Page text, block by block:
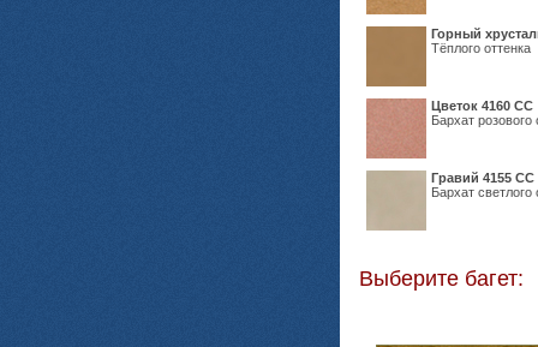
Горный
Тёплого оттенка
Цветок 4160 СС
Бархат розового
Гравий 4155 СС
Бархат светлого
Выберите багет: